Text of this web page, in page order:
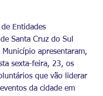
Entidades
Santa Cruz do Sul
apresentaram,
sexta-feira, 23, os
que vão liderar
da cidade em